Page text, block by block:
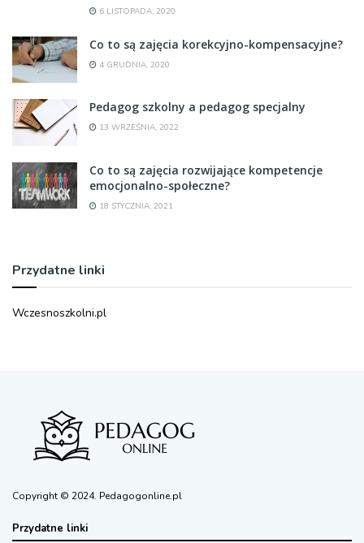
6 LISTOPADA, 2020
Co to są zajęcia korekcyjno-kompensacyjne?
4 GRUDNIA, 2020
Pedagog szkolny a pedagog specjalny
13 WRZEŚNIA, 2022
Co to są zajęcia rozwijające kompetencje
emocjonalno-społeczne?
18 STYCZNIA, 2021
Przydatne linki
Wczesnoszkolni.pl
Copyright © 2024. Pedagogonline.pl
Przydatne linki